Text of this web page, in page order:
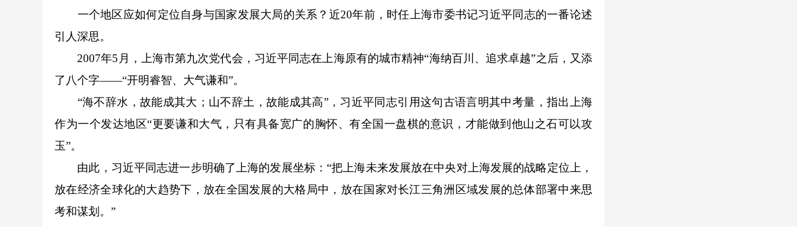
一个地区应如何定位自身与国家发展大局的关系？近20年前，时任上海市委书记习近平同志的一番论述
引人深思。
2007年5月，上海市第九次党代会，习近平同志在上海原有的城市精神“海纳百川、追求卓越”之后，又添
了八个字——“开明睿智、大气谦和”。
“海不辞水，故能成其大；山不辞土，故能成其高”，习近平同志引用这句古语言明其中考量，指出上海
作为一个发达地区“更要谦和大气，只有具备宽广的胸怀、有全国一盘棋的意识，才能做到他山之石可以攻
玉”。
由此，习近平同志进一步明确了上海的发展坐标：“把上海未来发展放在中央对上海发展的战略定位上，
放在经济全球化的大趋势下，放在全国发展的大格局中，放在国家对长江三角洲区域发展的总体部署中来思
考和谋划。”